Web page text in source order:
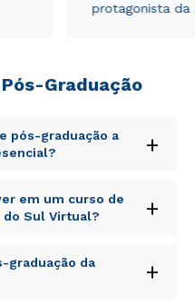
protagonista da
Graduação
pós-graduação a
+
iste natus error sit
laudantium,
quae ab illo inventore
voluptatem quia
aut fugit, sed quia
em um curso de
do Sul Virtual?
+
iste natus error sit
laudantium,
graduação da
+